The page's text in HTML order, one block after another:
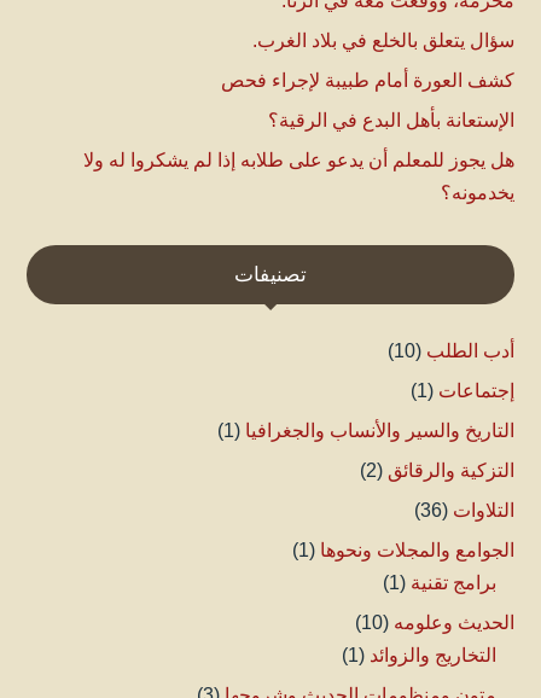
سؤال يتعلق بالخلع في بلاد الغرب.
كشف العورة أمام طبيبة لإجراء فحص
الإستعانة بأهل البدع في الرقية؟
هل يجوز للمعلم أن يدعو على طلابه إذا لم يشكروا له ولا
يخدمونه؟
تصنيفات
أدب الطلب (10)
إجتماعات (1)
التاريخ والسير والأنساب والجغرافيا (1)
التزكية والرقائق (2)
التلاوات (36)
الجوامع والمجلات ونحوها (1)
برامج تقنية (1)
الحديث وعلومه (10)
التخاريج والزوائد (1)